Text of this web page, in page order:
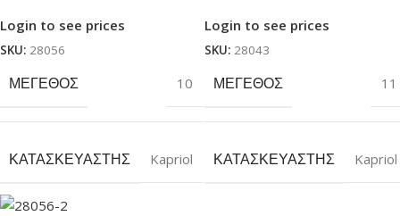
Login to see prices
SKU: 28056
ΜΈΓΕΘΟΣ 10
ΚΑΤΑΣΚΕΥΑΣΤΉΣ Kapriol
Login to see prices
SKU: 28043
ΜΈΓΕΘΟΣ 11
ΚΑΤΑΣΚΕΥΑΣΤΉΣ Kapriol